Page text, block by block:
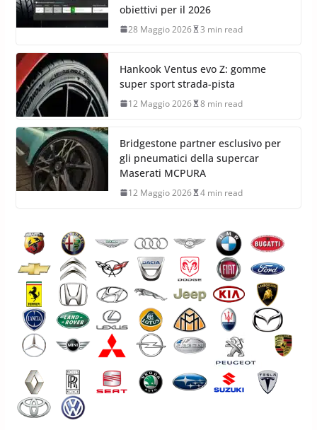
obiettivi per il 2026
28 Maggio 2026 3 min read
Hankook Ventus evo Z: gomme
super sport strada-pista
12 Maggio 2026 8 min read
Bridgestone partner esclusivo per
gli pneumatici della supercar
Maserati MCPURA
12 Maggio 2026 4 min read